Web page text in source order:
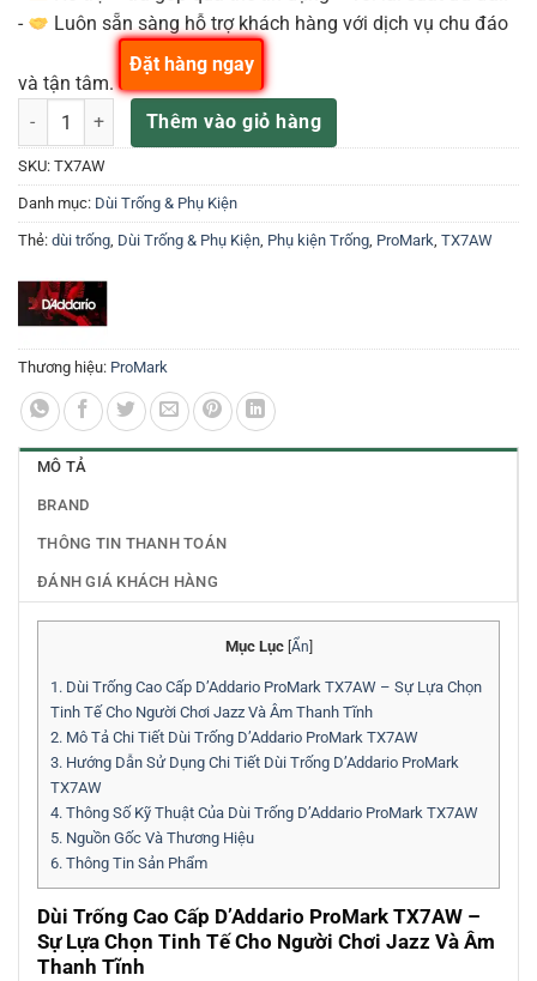
-
Luôn sẵn sàng hỗ trợ khách hàng với dịch vụ chu đáo
và tận tâm.
DÙI TRỐNG D'ADDARIO TX7AW số lượng
Thêm vào giỏ hàng
Đặt hàng ngay
SKU: TX7AW
Danh mục: Dùi Trống & Phụ Kiện
Thẻ: dùi trống Dùi Trống & Phụ Kiện Phụ kiện Trống ProMark TX7AW
Thương hiệu: ProMark
MÔ TẢ
BRAND
THÔNG TIN THANH TOÁN
ĐÁNH GIÁ KHÁCH HÀNG
Mục Lục Ẩn
1. Dùi Trống Cao Cấp D’Addario ProMark TX7AW – Sự Lựa Chọn
Tinh Tế Cho Người Chơi Jazz Và Âm Thanh Tĩnh
2. Mô Tả Chi Tiết Dùi Trống D’Addario ProMark TX7AW
3. Hướng Dẫn Sử Dụng Chi Tiết Dùi Trống D’Addario ProMark
TX7AW
4. Thông Số Kỹ Thuật Của Dùi Trống D’Addario ProMark TX7AW
5. Nguồn Gốc Và Thương Hiệu
6. Thông Tin Sản Phẩm
Dùi Trống Cao Cấp D’Addario ProMark TX7AW –
Sự Lựa Chọn Tinh Tế Cho Người Chơi Jazz Và Âm
Thanh Tĩnh